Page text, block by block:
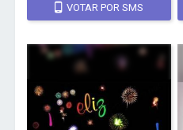
VOTAR POR SMS